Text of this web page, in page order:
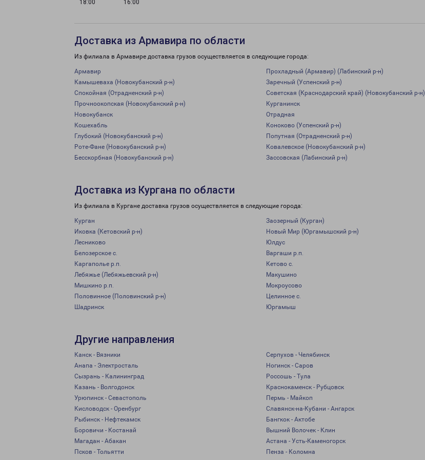
18:00 16:00
Доставка из Армавира по области
Из филиала в Армавире доставка грузов осуществляется в следующие города:
Армавир Прохладный (Армавир) (Лабинский р-н)
Камышеваха (Новокубанский р-н)
Заречный (Успенский р-н)
Спокойная (Отрадненский р-н)
Советская (Краснодарский край) (Новокубанский р-н)
Прочноокопская (Новокубанский р-н)
Курганинск
Новокубанск
Отрадная
Кошехабль
Коноково (Успенский р-н)
Глубокий (Новокубанский р-н)
Попутная (Отрадненский р-н)
Роте-Фане (Новокубанский р-н)
Ковалевское (Новокубанский р-н)
Бесскорбная (Новокубанский р-н)
Зассовская (Лабинский р-н)
Доставка из Кургана по области
Из филиала в Кургане доставка грузов осуществляется в следующие города:
Курган Заозерный (Курган)
Иковка (Кетовский р-н)
Новый Мир (Юргамышский р-н)
Лесниково
Юлдус
Белозерское с.
Варгаши р.п.
Каргаполье р.п.
Кетово с.
Лебяжье (Лебяжьевский р-н)
Макушино
Мишкино р.п.
Мокроусово
Половинное (Половинский р-н)
Целинное с.
Шадринск
Юргамыш
Другие направления
Канск - Вязники Серпухов - Челябинск
Анапа - Электросталь
Ногинск - Саров
Сызрань - Калининград
Россошь - Тула
Казань - Волгодонск
Краснокаменск - Рубцовск
Урюпинск - Севастополь
Пермь - Майкоп
Кисловодск - Оренбург
Славянск-на-Кубани - Ангарск
Рыбинск - Нефтекамск
Бангкок - Актобе
Боровичи - Костанай
Вышний Волочек - Клин
Магадан - Абакан
Астана - Усть-Каменогорск
Псков - Тольятти
Пенза - Коломна